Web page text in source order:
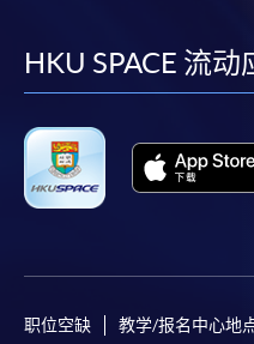
HKU SPACE 流
职位空缺 教学/报名中心地